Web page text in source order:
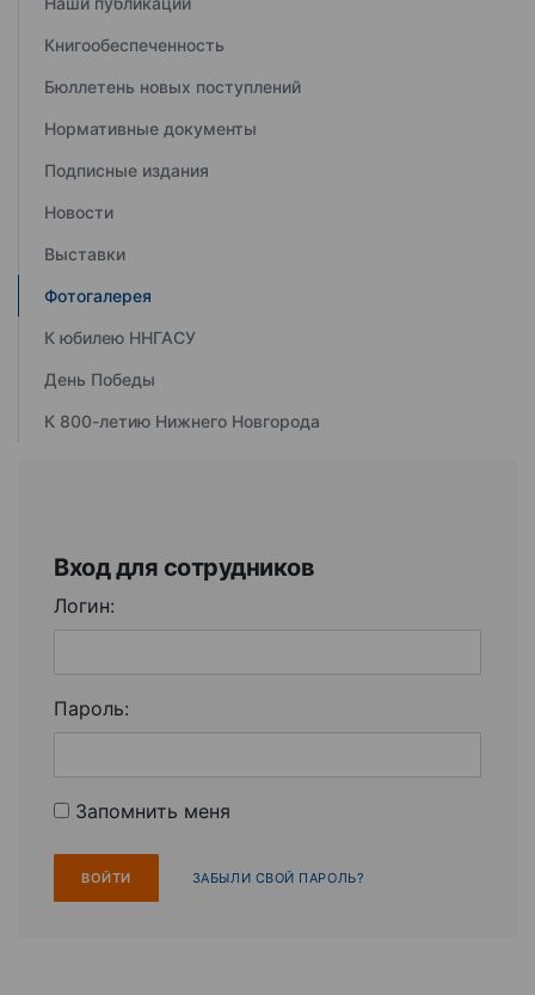
Книгообеспеченность
Бюллетень новых поступлений
Нормативные документы
Подписные издания
Новости
Выставки
Фотогалерея
К юбилею ННГАСУ
День Победы
К 800-летию Нижнего Новгорода
Вход для сотрудников
Логин:
Пароль:
Запомнить меня
ЗАБЫЛИ СВОЙ ПАРОЛЬ?